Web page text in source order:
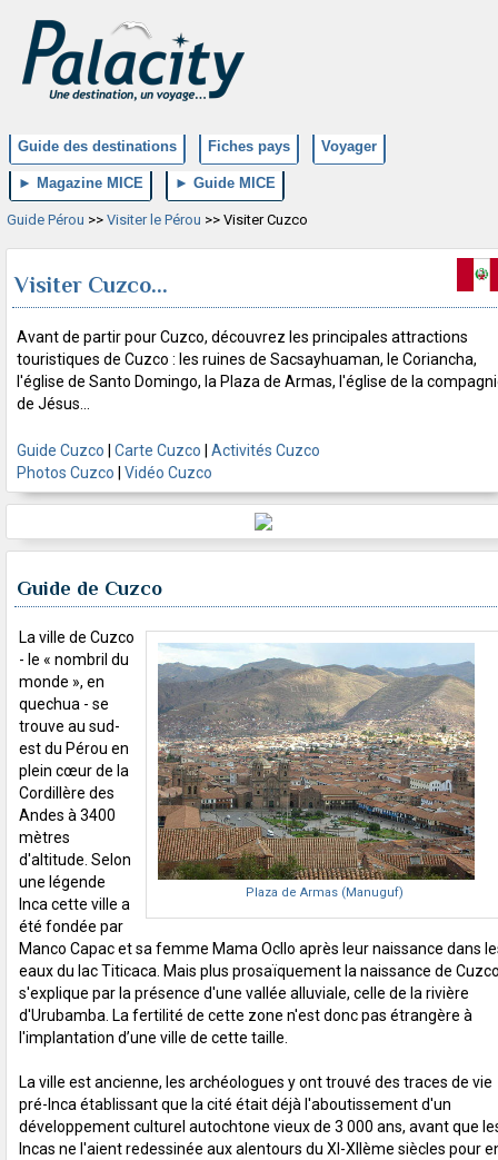
Guide des destinations Fiches pays Voyager
► Magazine MICE ► Guide MICE
Guide Pérou >> Visiter le Pérou >> Visiter Cuzco
Visiter Cuzco...
Avant de partir pour Cuzco, découvrez les principales attractions
touristiques de Cuzco : les ruines de Sacsayhuaman, le Coriancha,
l'église de Santo Domingo, la Plaza de Armas, l'église de la
de Jésus...
Guide Cuzco Carte Cuzco
Activités Cuzco
Photos Cuzco
Vidéo Cuzco
Guide de Cuzco
Plaza de Armas (Manuguf)
La ville de Cuzco
- le « nombril du
monde », en
quechua - se
trouve au sud-
est du Pérou en
plein cœur de la
Cordillère des
Andes à 3400
mètres
d'altitude. Selon
une légende
Inca cette ville a
été fondée par
Manco Capac et sa femme Mama Ocllo après leur naissance dans
eaux du lac Titicaca. Mais plus prosaïquement la naissance de
s'explique par la présence d'une vallée alluviale, celle de la rivière
d'Urubamba. La fertilité de cette zone n'est donc pas étrangère à
l'implantation d’une ville de cette taille.
La ville est ancienne, les archéologues y ont trouvé des traces de vie
pré-Inca établissant que la cité était déjà l'aboutissement d'un
développement culturel autochtone vieux de 3 000 ans, avant que
Incas ne l'aient redessinée aux alentours du XI-XIIème siècles pour